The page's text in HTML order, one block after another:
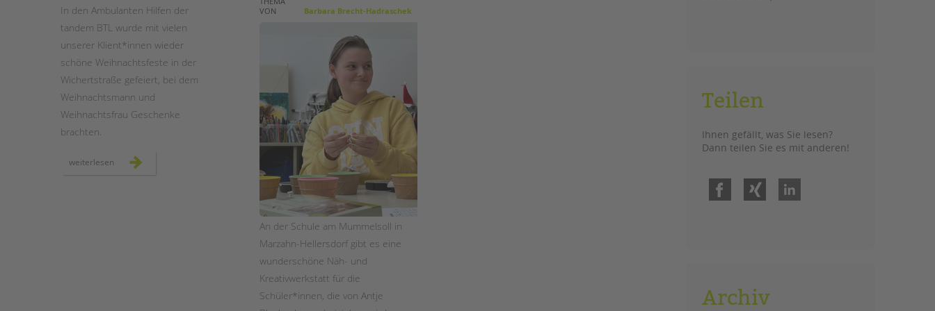
In den Ambulanten Hilfen der
tandem BTL wurde mit vielen
unserer Klient*innen wieder
schöne Weihnachtsfeste in der
Wichertstraße gefeiert, bei dem
Weihnachtsmann und
Weihnachtsfrau Geschenke
brachten.
weiterlesen weihnachten
VON
Barbara Brecht-Hadraschek
An der Schule am Mummelsoll in
Marzahn-Hellersdorf gibt es eine
wunderschöne Näh- und
Kreativwerkstatt für die
Schüler*innen, die von Antje
Teilen
Ihnen gefällt, was Sie lesen?
Dann teilen Sie es mit anderen!
Facebook
Archiv